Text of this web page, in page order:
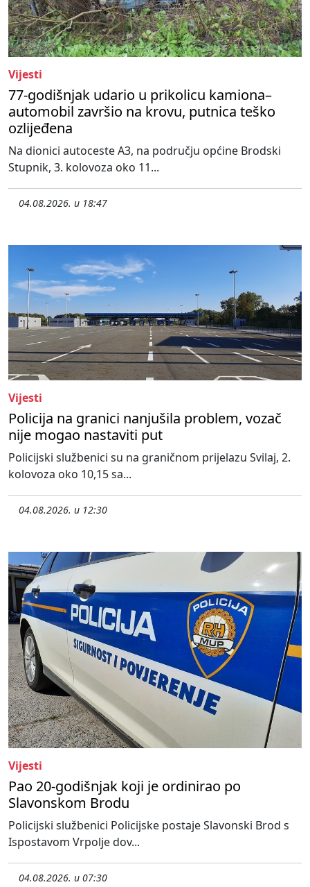
Vijesti
77-godišnjak udario u prikolicu kamiona–
automobil završio na krovu, putnica teško
ozlijeđena
Na dionici autoceste A3, na području općine Brodski
Stupnik, 3. kolovoza oko 11...
04.08.2026. u 18:47
Vijesti
Policija na granici nanjušila problem, vozač
nije mogao nastaviti put
Policijski službenici su na graničnom prijelazu Svilaj, 2.
kolovoza oko 10,15 sa...
04.08.2026. u 12:30
Vijesti
Pao 20-godišnjak koji je ordinirao po
Slavonskom Brodu
Policijski službenici Policijske postaje Slavonski Brod s
Ispostavom Vrpolje dov...
04.08.2026. u 07:30